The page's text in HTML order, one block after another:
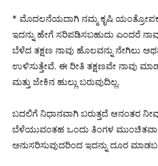
* ಮೊದಲನೆಯದಾಗಿ ನಮ್ಮ ಕೃಷಿ
ಇದನ್ನು ಹೇಗೆ ಸರಿಪಡಿಸಬಹುದು ಎಂದರೆ
ಬೆಳೆದ ತಕ್ಷಣ ನಾವು ಹೊಲವನ್ನು ನೇಗಿಲು
ಉಳಿಸುತ್ತೇವೆ. ಈ ರೀತಿ ತಕ್ಷಣವೇ ನಾವು
ಮತ್ತು ಜೇಕಿನ ಹುಲ್ಲು ಬರುವುದಿಲ್ಲ.
ಬದಲಿಗೆ ನಿಧಾನವಾಗಿ ಬರುತ್ತದೆ ಆನಂತರ
ಬೆಳೆಯುವಂತಹ ಒಂದು ತಿಂಗಳ
ಅನುಸರಿಸುವುದರಿಂದ ಇದನ್ನು ದೂರ